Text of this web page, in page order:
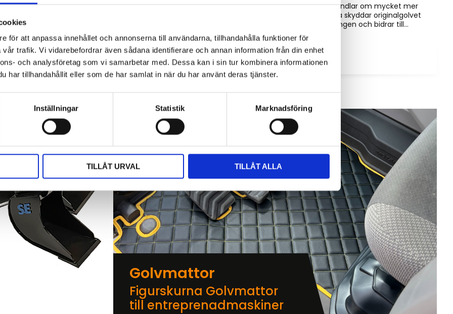
för att anpassa innehållet och annonserna till användarna, tillhandahålla funktioner för
trafik. Vi vidarebefordrar även sådana identifierare och annan information från din enhet
och analysföretag som vi samarbetar med. Dessa kan i sin tur kombinera informationen
har tillhandahållit eller som de har samlat in när du har använt deras tjänster.
Inställningar Statistik Marknadsföring
TILLÅT URVAL TILLÅT ALLA
Traktorhytten är för många mer än bara en plats där
även lunchplatsen under långa arbetsdagar....
Golvmatta i maskinhytten handlar om mycket mer
än bara utseende. Rätt matta skyddar originalgolvet
mot slitage, förenklar rengöringen och bidrar till...
Golvmattor
Figurskurna Golvmattor
till entreprenadmaskiner